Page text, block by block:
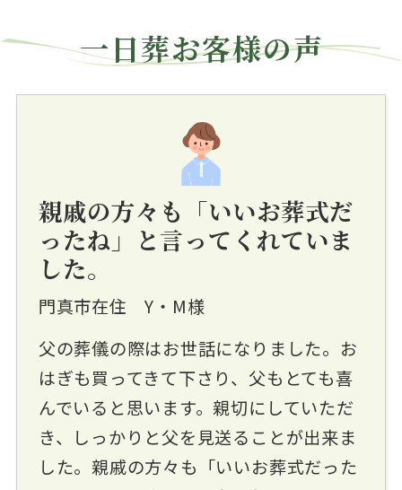
一日葬お客様の声
親戚の方々も「いいお葬式だ
ったね」と言ってくれていま
した。
門真市在住 Y・M様
父の葬儀の際はお世話になりました。お
はぎも買ってきて下さり、父もとても喜
んでいると思います。親切にしていただ
き、しっかりと父を見送ることが出来ま
した。親戚の方々も「いいお葬式だった